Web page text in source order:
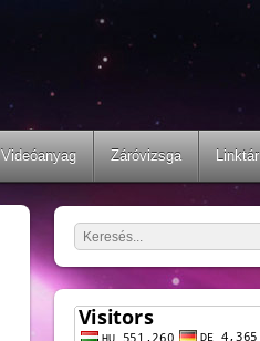
Videóanyag Záróvizsga Linktár